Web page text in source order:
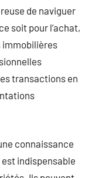
de naviguer
soit pour l’achat,
immobilières
transactions en
connaissance
indispensable